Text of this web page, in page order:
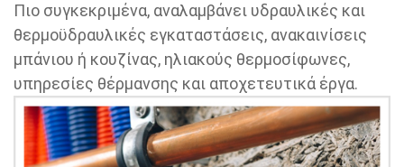
Πιο συγκεκριμένα, αναλαμβάνει υδραυλικές και
θερμοϋδραυλικές εγκαταστάσεις, ανακαινίσεις
μπάνιου ή κουζίνας, ηλιακούς θερμοσίφωνες,
υπηρεσίες θέρμανσης και αποχετευτικά έργα.